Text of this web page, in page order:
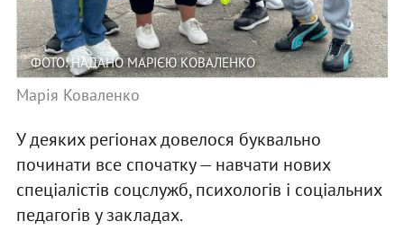
ФОТО: НАДАНО МАРІЄЮ КОВАЛЕНКО
Марія Коваленко
У деяких регіонах довелося буквально
починати все спочатку — навчати нових
спеціалістів соцслужб, психологів і соціальних
педагогів у закладах.